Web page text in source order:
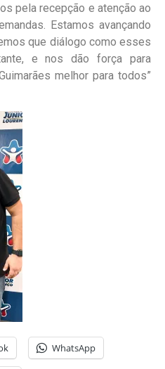
pela recepção e atenção ao
Estamos avançando
que diálogo como esses
e nos dão força para
melhor para todos”
WhatsApp